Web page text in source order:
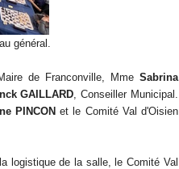
général.
de Franconville, Mme Sabrina
GAILLARD, Conseiller Municipal.
PINCONet le Comité Val d'Oisien
logistique de la salle, le Comité Val